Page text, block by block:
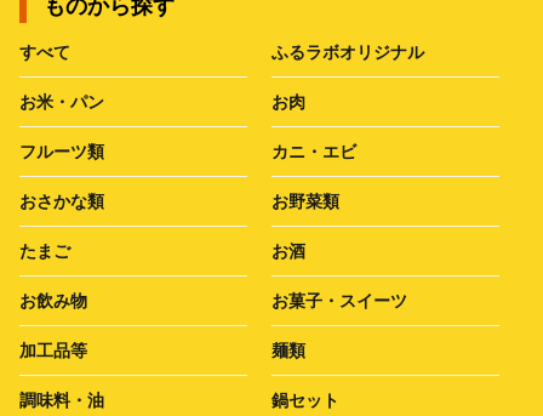
ものから探す
すべて ふるラボオリジナル
お米・パン お肉
フルーツ類 カニ・エビ
おさかな類 お野菜類
たまご お酒
お飲み物 お菓子・スイーツ
加工品等 麺類
調味料・油 鍋セット